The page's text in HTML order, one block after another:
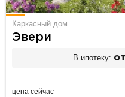
Каркасный дом
Эвери
В ипотеку:
цена сейчас